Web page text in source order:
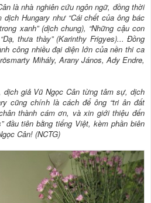
là nhà nghiên cứu ngôn ngữ, đồng thời
Hungary như “Cái chết của ông bác
xanh” (dịch chung), “Những cậu con
thưa thày” (Karinthy Frigyes)... Đồng
công nhiều đại diện lớn của nền thi ca
Mihály, Arany János, Ady Endre,
dịch giả Vũ Ngọc Cân từng tâm sự, dịch
cũng chính là cách để ông “tri ân đất
thành cám ơn, và xin giới thiệu đến
đầu tiên bằng tiếng Việt, kèm phần biên
Cân! (NCTG)